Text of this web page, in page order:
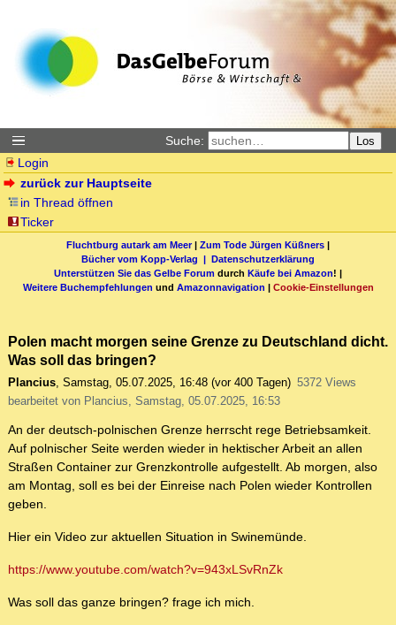
Suche: Los
Login
zurück zur Hauptseite
in Thread öffnen
Ticker
Fluchtburg autark am Meer| Zum Tode Jürgen Küßners |
Bücher vom Kopp-Verlag | Datenschutzerklärung
Unterstützen Sie das Gelbe Forum durch Käufe bei Amazon! |
Weitere Buchempfehlungen und Amazonnavigation | Cookie-Einstellungen
Polen macht morgen seine Grenze zu Deutschland dicht.
Was soll das bringen?
Plancius, Samstag, 05.07.2025, 16:48 (vor 400 Tagen) 5372 Views
bearbeitet von Plancius, Samstag, 05.07.2025, 16:53
An der deutsch-polnischen Grenze herrscht rege Betriebsamkeit.
Auf polnischer Seite werden wieder in hektischer Arbeit an allen
Straßen Container zur Grenzkontrolle aufgestellt. Ab morgen, also
am Montag, soll es bei der Einreise nach Polen wieder Kontrollen
geben.
Hier ein Video zur aktuellen Situation in Swinemünde.
https://www.youtube.com/watch?v=943xLSvRnZk
Was soll das ganze bringen? frage ich mich.